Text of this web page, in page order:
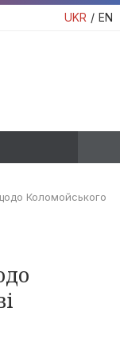
UKR EN
Коломойського